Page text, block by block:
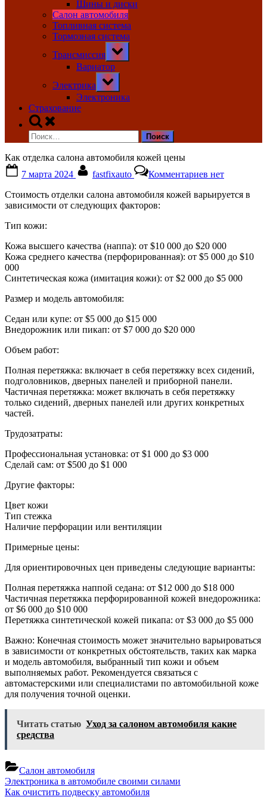
Шины и диски
Салон автомобиля
Топливная система
Тормозная система
Трансмиссия
Toggle
sub-
menu
Вариатор
Электрика
Toggle
sub-
menu
Электроника
Страхование
Toggle
search
form
Найти:
Как отделка салона автомобиля кожей цены
on
7 марта 2024 fastfixauto Комментариевзаписи
отделка
цены
нет
Стоимость отделки салона автомобиля кожей варьируется в
зависимости от следующих факторов:
Тип кожи:
Кожа высшего качества (наппа): от $10 000 до $20 000
Кожа среднего качества (перфорированная): от $5 000 до $10
000
Синтетическая кожа (имитация кожи): от $2 000 до $5 000
Размер и модель автомобиля:
Седан или купе: от $5 000 до $15 000
Внедорожник или пикап: от $7 000 до $20 000
Объем работ:
Полная перетяжка: включает в себя перетяжку всех сидений,
подголовников, дверных панелей и приборной панели.
Частичная перетяжка: может включать в себя перетяжку
только сидений, дверных панелей или других конкретных
частей.
Трудозатраты:
Профессиональная установка: от $1 000 до $3 000
Сделай сам: от $500 до $1 000
Другие факторы:
Цвет кожи
Тип стежка
Наличие перфорации или вентиляции
Примерные цены:
Для ориентировочных цен приведены следующие варианты:
Полная перетяжка наппой седана: от $12 000 до $18 000
Частичная перетяжка перфорированной кожей внедорожника:
от $6 000 до $10 000
Перетяжка синтетической кожей пикапа: от $3 000 до $5 000
Важно: Конечная стоимость может значительно варьироваться
в зависимости от конкретных обстоятельств, таких как марка
и модель автомобиля, выбранный тип кожи и объем
выполняемых работ. Рекомендуется связаться с
автомастерскими или специалистами по автомобильной коже
для получения точной оценки.
Читать статью Уход за салоном автомобиля какие
средства
Салон автомобиля
Навигация
по
Previous
Post:
Электроника в автомобиле своими силами
Next
Как очистить подвеску автомобиля